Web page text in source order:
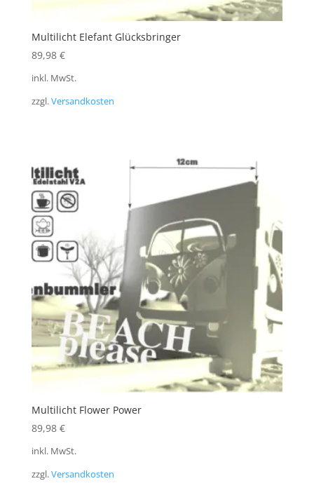
Multilicht Elefant Glücksbringer
89,98 €
inkl. MwSt.
zzgl.Versandkosten
Multilicht Flower Power
89,98 €
inkl. MwSt.
zzgl.Versandkosten